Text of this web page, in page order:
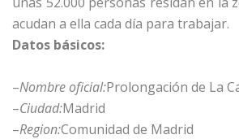
acudan a ella cada día para trabajar.
Datos básicos:
–Nombre oficial:Prolongación de La
–Ciudad:Madrid
–Region:Comunidad de Madrid